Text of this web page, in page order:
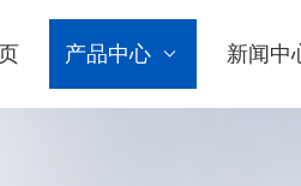
产品中心 新闻中